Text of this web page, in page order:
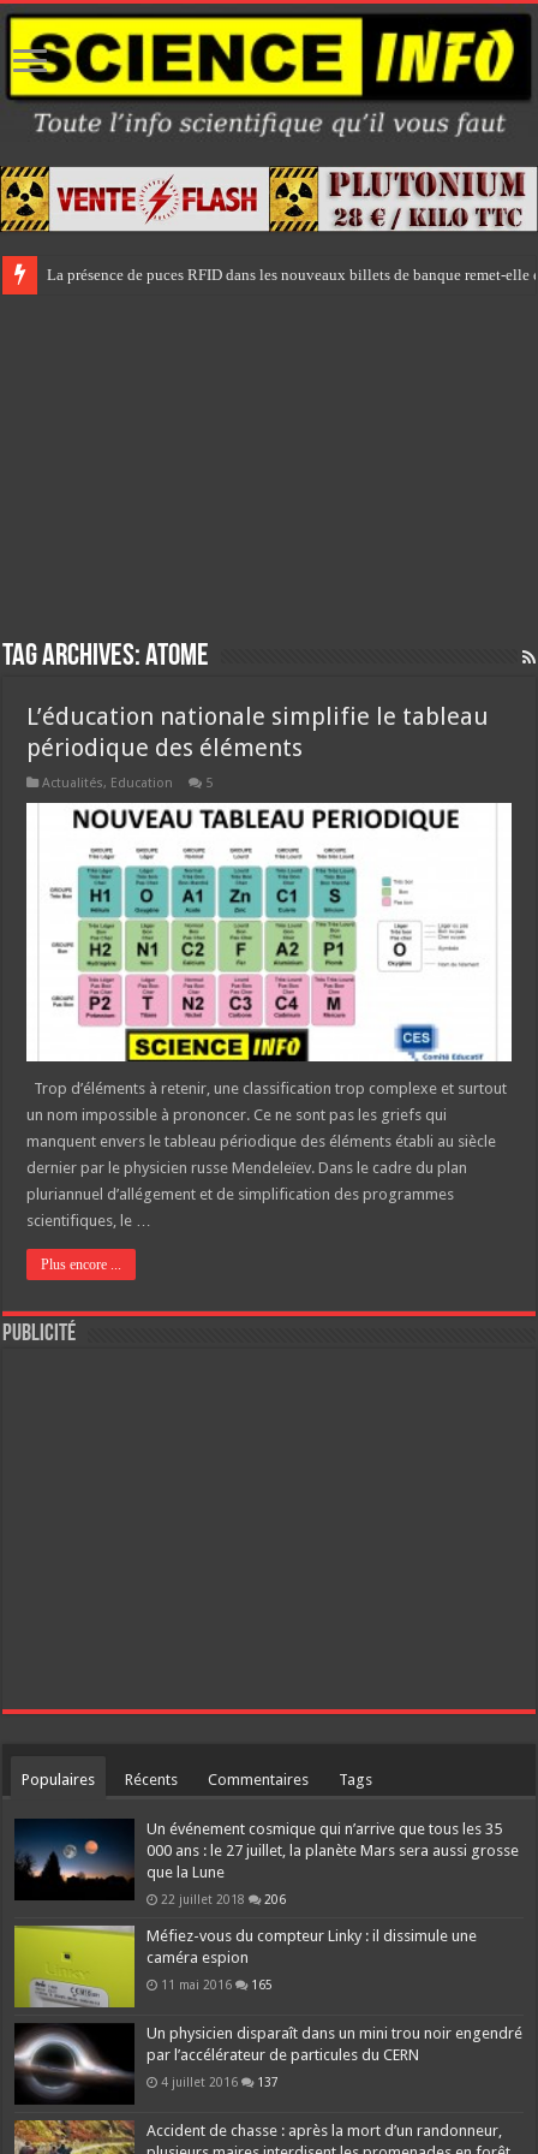
La présence de puces RFID dans les nouveaux billets de banque remet-
Tag Archives:atome
L’éducation nationale simplifie le tableau
périodique des éléments
Actualités, Education 5
Trop d’éléments à retenir, une classification trop complexe et surtout
un nom impossible à prononcer. Ce ne sont pas les griefs qui
manquent envers le tableau périodique des éléments établi au siècle
dernier par le physicien russe Mendeleïev. Dans le cadre du plan
pluriannuel d’allégement et de simplification des programmes
scientifiques, le …
Plus encore ...
Publicité
Populaires Récents Commentaires Tags
Un événement cosmique qui n’arrive que tous les 35
000 ans : le 27 juillet, la planète Mars sera aussi grosse
que la Lune
22 juillet 2018 206
Méfiez-vous du compteur Linky : il dissimule une
caméra espion
11 mai 2016 165
Un physicien disparaît dans un mini trou noir engendré
par l’accélérateur de particules du CERN
4 juillet 2016 137
Accident de chasse : après la mort d’un randonneur,